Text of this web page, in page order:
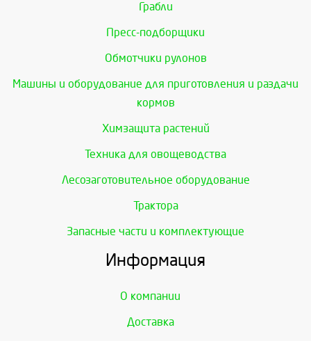
Грабли
Пресс-подборщики
Обмотчики рулонов
Машины и оборудование для приготовления и раздачи
кормов
Химзащита растений
Техника для овощеводства
Лесозаготовительное оборудование
Трактора
Запасные части и комплектующие
Информация
О компании
Доставка